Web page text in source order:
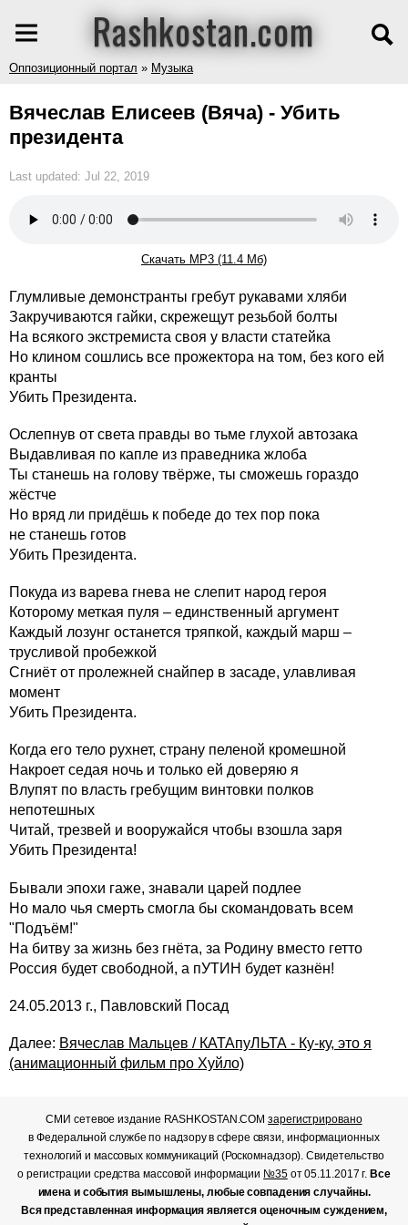
Rashkostan.com
Оппозиционный портал » Музыка
Вячеслав Елисеев (Вяча) - Убить
президента
Last updated: Jul 22, 2019
Скачать MP3 (11.4 Мб)
Глумливые демонстранты гребут рукавами хляби
Закручиваются гайки, скрежещут резьбой болты
На всякого экстремиста своя у власти статейка
Но клином сошлись все прожектора на том, без кого ей
кранты
Убить Президента.
Ослепнув от света правды во тьме глухой автозака
Выдавливая по капле из праведника жлоба
Ты станешь на голову твёрже, ты сможешь гораздо
жёстче
Но вряд ли придёшь к победе до тех пор пока
не станешь готов
Убить Президента.
Покуда из варева гнева не слепит народ героя
Которому меткая пуля – единственный аргумент
Каждый лозунг останется тряпкой, каждый марш –
трусливой пробежкой
Сгниёт от пролежней снайпер в засаде, улавливая
момент
Убить Президента.
Когда его тело рухнет, страну пеленой кромешной
Накроет седая ночь и только ей доверяю я
Влупят по власть гребущим винтовки полков
непотешных
Читай, трезвей и вооружайся чтобы взошла заря
Убить Президента!
Бывали эпохи гаже, знавали царей подлее
Но мало чья смерть смогла бы скомандовать всем
"Подъём!"
На битву за жизнь без гнёта, за Родину вместо гетто
Россия будет свободной, а пУТИН будет казнён!
24.05.2013 г., Павловский Посад
Далее: Вячеслав Мальцев / КАТАпуЛЬТА - Ку-ку, это я
(анимационный фильм про Хуйло)
СМИ сетевое издание RASHKOSTAN.COMзарегистрировано
в Федеральной службе по надзору в сфере связи, информационных
технологий и массовых коммуникаций (Роскомнадзор). Свидетельство
о регистрации средства массовой информации №35от 05.11.2017 г.Все
имена и события вымышлены, любые совпадения случайны.
Вся представленная информация является оценочным суждением,